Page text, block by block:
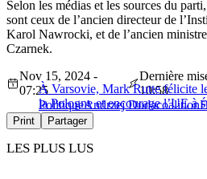
Selon les médias et les sources du
sont ceux de l’ancien directeur de
Karol Nawrocki, et de l’ancien
Czarnek.
À Varsovie, Mark Rutte félicite
la Pologne et encourage l’UE à
Nov 15, 2024 -
07:25
Dernière
10:58
PolitiqueAndrzej Dudacoalition
Print Partager
LES PLUS LUS